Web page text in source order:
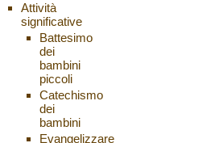
Attività
significative
Battesimo
dei
bambini
piccoli
Catechismo
dei
bambini
Evangelizzare